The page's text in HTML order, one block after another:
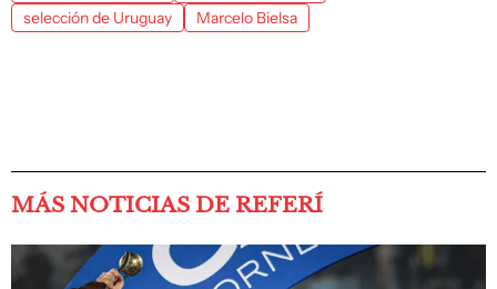
selección de Uruguay
Marcelo Bielsa
MÁS NOTICIAS DE REFERÍ